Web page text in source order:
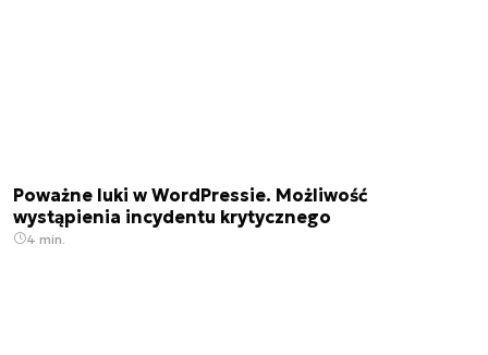
Poważne luki w WordPressie. Możliwość
wystąpienia incydentu krytycznego
4 min.